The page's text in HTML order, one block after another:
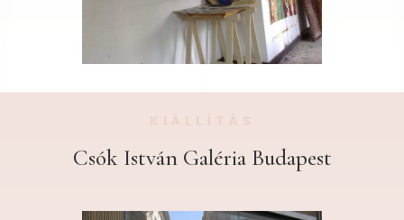
KIÁLLÍTÁS
Csók István Galéria Budapest